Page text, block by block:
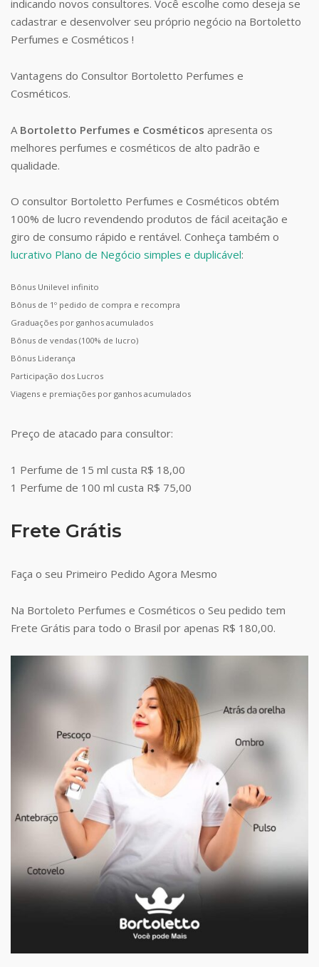
indicando novos consultores. Você escolhe como deseja se
cadastrar e desenvolver seu próprio negócio na Bortoletto
Perfumes e Cosméticos !
Vantagens do Consultor Bortoletto Perfumes e
Cosméticos.
A Bortoletto Perfumes e Cosméticos apresenta os
melhores perfumes e cosméticos de alto padrão e
qualidade.
O consultor Bortoletto Perfumes e Cosméticos obtém
100% de lucro revendendo produtos de fácil aceitação e
giro de consumo rápido e rentável. Conheça também o
lucrativo Plano de Negócio simples e duplicável:
Bônus Unilevel infinito
Bônus de 1º pedido de compra e recompra
Graduações por ganhos acumulados
Bônus de vendas (100% de lucro)
Bônus Liderança
Participação dos Lucros
Viagens e premiações por ganhos acumulados
Preço de atacado para consultor:
1 Perfume de 15 ml custa R$ 18,00
1 Perfume de 100 ml custa R$ 75,00
Frete Grátis
Faça o seu Primeiro Pedido Agora Mesmo
Na Bortoleto Perfumes e Cosméticos o Seu pedido tem
Frete Grátis para todo o Brasil por apenas R$ 180,00.